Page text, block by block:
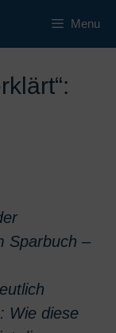
Menu
Sparbuch –
Wie diese